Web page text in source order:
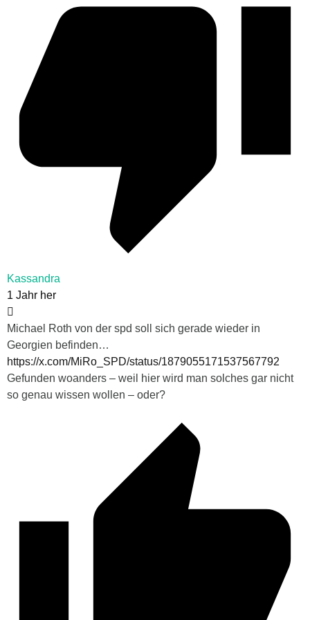
Kassandra
1 Jahr her
Michael Roth von der spd soll sich gerade wieder in
Georgien befinden…
https://x.com/MiRo_SPD/status/1879055171537567792
Gefunden woanders – weil hier wird man solches gar nicht
so genau wissen wollen – oder?